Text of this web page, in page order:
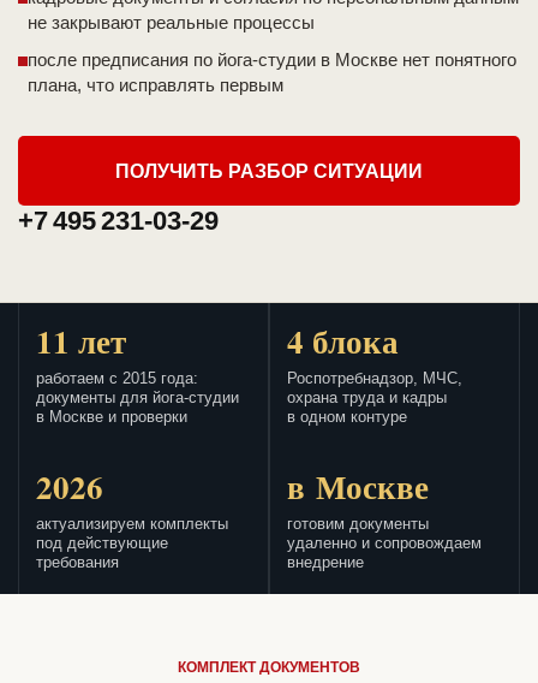
не закрывают реальные процессы
после предписания по йога-студии в Москве нет понятного
плана, что исправлять первым
ПОЛУЧИТЬ РАЗБОР СИТУАЦИИ
+7 495 231-03-29
11 лет
работаем с 2015 года:
документы для йога-студии
в Москве и проверки
4 блока
Роспотребнадзор, МЧС,
охрана труда и кадры
в одном контуре
2026
актуализируем комплекты
под действующие
требования
в Москве
готовим документы
удаленно и сопровождаем
внедрение
КОМПЛЕКТ ДОКУМЕНТОВ